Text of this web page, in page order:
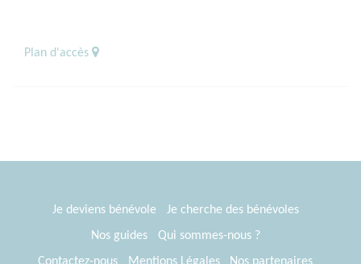
Plan d'accès
Je deviens bénévole
Je cherche des bénévoles
Nos guides
Qui sommes-nous ?